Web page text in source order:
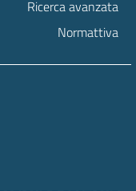
Ricerca avanzata
Normattiva